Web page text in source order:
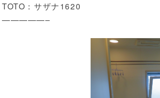
TOTO：サザナ1620
—————–